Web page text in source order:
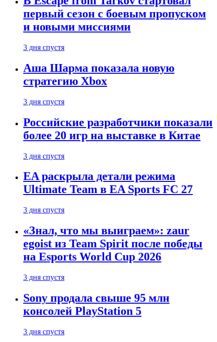
первый сезон с боевым пропуском
и новыми миссиями
3 дня спустя
Аша Шарма показала новую
стратегию Xbox
3 дня спустя
Российские разработчики показали
более 20 игр на выставке в Китае
3 дня спустя
EA раскрыла детали режима
Ultimate Team в EA Sports FC 27
3 дня спустя
«Знал, что мы выиграем»: zaur
egoist из Team Spirit после победы
на Esports World Cup 2026
3 дня спустя
Sony продала свыше 95 млн
консолей PlayStation 5
3 дня спустя